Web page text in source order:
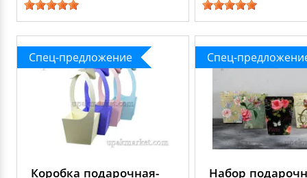
Спец-предложение
Коробка подарочная-
Спец-
Набор